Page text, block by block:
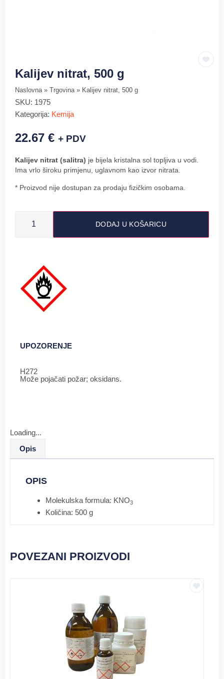
Kalijev nitrat, 500 g
Naslovna» Trgovina» Kalijev nitrat, 500 g
SKU: 1975
Kategorija: Kemija
22.67 € + PDV
Kalijev nitrat (salitra) je bijela kristalna sol topljiva u vodi.
Ima vrlo široku primjenu, uglavnom kao izvor nitrata.
* Proizvod nije dostupan za prodaju fizičkim osobama.
DODAJ U KOŠARICU
UPOZORENJE
H272
Može pojačati požar; oksidans.
Loading...
Opis
OPIS
Molekulska formula: KNO3
Količina: 500 g
POVEZANI PROIZVODI